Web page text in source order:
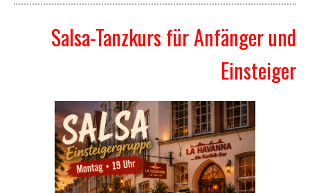
Salsa-Tanzkurs für Anfänger und
Einsteiger